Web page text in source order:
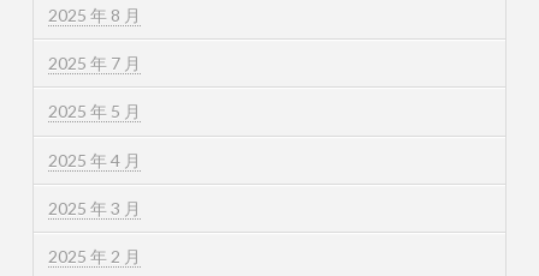
2025 年 8 月
2025 年 7 月
2025 年 5 月
2025 年 4 月
2025 年 3 月
2025 年 2 月